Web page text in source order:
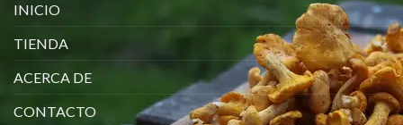
INICIO
TIENDA
ACERCA DE
CONTACTO